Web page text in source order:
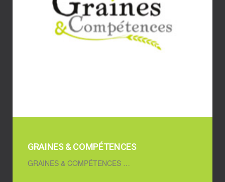
GRAINES & COMPÉTENCES
GRAINES & COMPÉTENCES …